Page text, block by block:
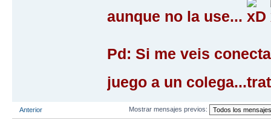
aunque no la use...
Pd: Si me veis
juego a un
Anterior Mostrar mensajes previos: